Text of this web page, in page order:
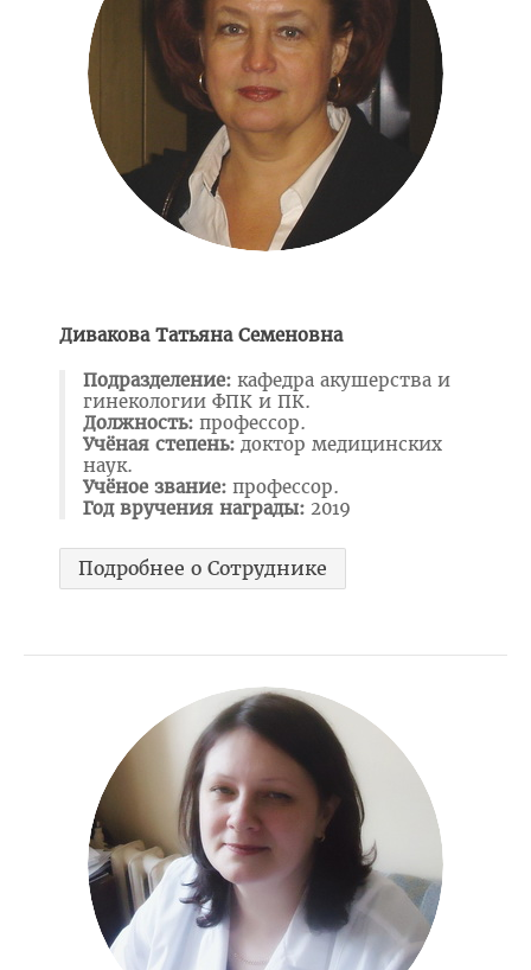
Довузовской подготовки
ФПКиП по педагогике и психологии
Повышения квалификации и переподготовки кадров
Подразделения
Система менеджмента качества
Студенческий клуб
Спортивный клуб
Cоциально-педагогическая и психологическая служба
Совет волонтеров
Великая Победа
Год исторической памяти
Я - грамадзянiн Беларусi
Единый день голосования
Навстречу референдуму
Год народного единства
Дивакова Татьяна Семеновна
Подразделение: кафедра акушерства и
гинекологии ФПК и ПК.
Должность: профессор.
Учёная степень: доктор медицинских
наук.
Учёное звание: профессор.
Год вручения награды: 2019
Подробнее о Сотруднике